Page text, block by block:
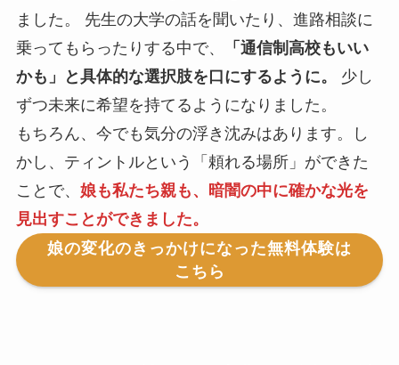
ました。 先生の大学の話を聞いたり、進路相談に
乗ってもらったりする中で、
「通信制高校もいい
かも」と具体的な選択肢を口にするように。
少し
ずつ未来に希望を持てるようになりました。
もちろん、今でも気分の浮き沈みはあります。し
かし、ティントルという「頼れる場所」ができた
ことで、 娘も私たち親も、暗闇の中に確かな光を
見出すことができました。
娘の変化のきっかけになった無料体験は
こちら